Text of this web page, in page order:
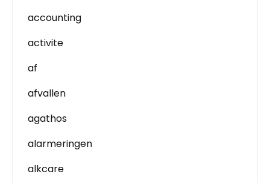
accounting
activite
af
afvallen
agathos
alarmeringen
alkcare